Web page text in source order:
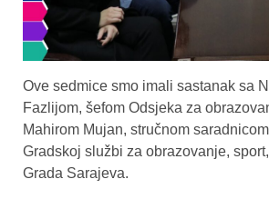
Ove sedmice smo imali sastanak sa
Fazlijom, šefom Odsjeka za
Mahirom Mujan, stručnom
Gradskoj službi za obrazovanje,
Grada Sarajeva.